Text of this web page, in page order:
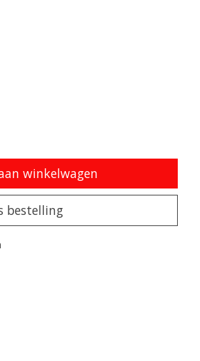
is
winkelwagen
bestelling